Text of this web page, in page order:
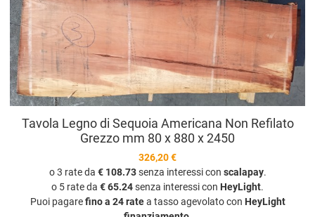
Tavola Legno di Sequoia Americana Non Refilato
Grezzo mm 80 x 880 x 2450
326,20 €
o 3 rate da € 108.73senza interessi con scalapay.
o 5 rate da € 65.24senza interessi con HeyLight.
Puoi pagarefino a 24 ratea tasso agevolato con HeyLight